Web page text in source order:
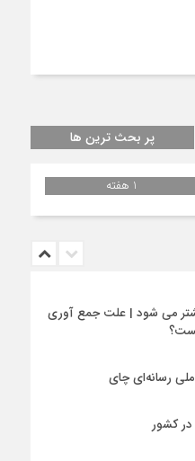
پر بحث ترین ها
1 هفته
می شود | علت جمع آوری
رسانه‌ای چای
در کشور